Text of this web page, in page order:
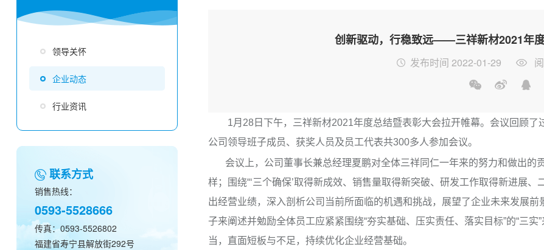
领导关怀
企业动态
行业资讯
联系方式
销售热线：
0593-5528666
传真：0593-5526802
福建省寿宁县解放街292号
创新驱动，行稳致远——三祥新材2021年
发布时间 2022-01-29
1月28日下午，三祥新材2021年度总结暨表彰大会拉开帷幕。会议回顾了
公司领导班子成员、获奖人员及员工代表共300多人参加会议。
会议上，公司董事长兼总经理夏鹏对全体三祥同仁一年来的努力和做出的
样；围绕“‘三个确保’取得新成效、销售量取得新突破、研发工作取得新进展
出经营业绩，深入剖析公司当前所面临的机遇和挑战，展望了企业未来发展
子来阐述并勉励全体员工应紧紧围绕“夯实基础、压实责任、落实目标”的“三
当，直面短板与不足，持续优化企业经营基础。